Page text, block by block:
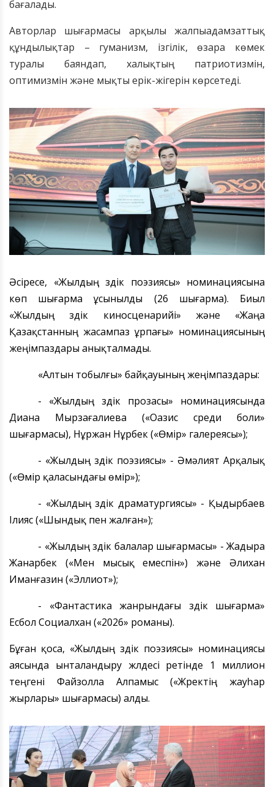
бағалады.
Авторлар шығармасы арқылы жалпыадамзаттық
құндылықтар – гуманизм, ізгілік, өзара көмек
туралы баяндап, халықтың патриотизмін,
оптимизмін және мықты ерік-жігерін көрсетеді.
Әсіресе, «Жылдың үздік поэзиясы» номинациясына
көп шығарма ұсынылды (26 шығарма). Биыл
«Жылдың үздік киносценарийі» және «Жаңа
Қазақстанның жасампаз ұрпағы» номинациясының
жеңімпаздары анықталмады.
«Алтын тобылғы» байқауының жеңімпаздары:
- «Жылдың үздік прозасы» номинациясында
Диана Мырзағалиева («Оазис среди боли»
шығармасы), Нұржан Нұрбек («Өмір» галереясы»);
- «Жылдың үздік поэзиясы» - Әмәлият Арқалық
(«Өмір қаласындағы өмір»);
- «Жылдың үздік драматургиясы» - Қыдырбаев
Ілияс («Шындық пен жалған»);
- «Жылдың үздік балалар шығармасы» - Жадыра
Жанарбек («Мен мысық емеспін») және Әлихан
Иманғазин («Эллиот»);
- «Фантастика жанрындағы үздік шығарма»
Есбол Социалхан («2026» романы).
Бұған қоса, «Жылдың үздік поэзиясы» номинациясы
аясында ынталандыру жүлдесі ретінде 1 миллион
теңгені Файзолла Алпамыс («Жүректің жауһар
жырлары» шығармасы) алды.